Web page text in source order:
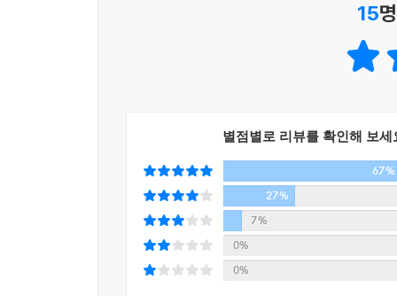
인생을 그려내는 자. 그리하여 황홀한 찬사와 가
결국 어엿한 배우가 되어 지난한 외로움과 사
대화를 시도한 윤진서. 그로 인해 마음의 응어
앞에 설 용기를 냈다. 데뷔 이전의 모습을 시작
존재하고 있음을 증명하는 흑백 사진은 지나온
많은 것을 보며 살아가고 싶다고 말하는 윤진서
15
별점별로 리뷰를 확인해 보세
67%
27%
7%
0%
0%